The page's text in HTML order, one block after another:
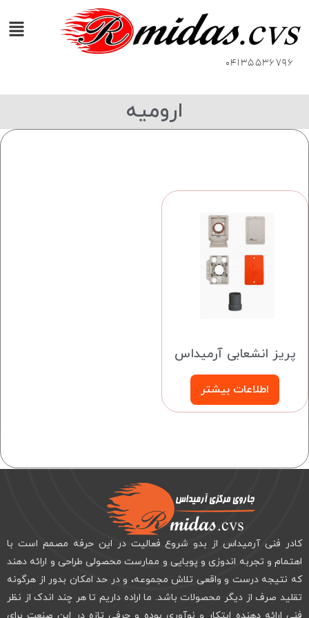
04135536796
ارومیه
پریز انشعابی آرمیداس
اطلاعات بیشتر
کادر فنی آرمیداس از بدو شروع فعالیت در این حرفه مصمم است با
اهتمام و تجربه اندوزی و پویایی و ممارست محصولی طراحی و ارائه دهند
که نتیجه درست و واقعی تلاش مجموعه، و در حد امکان بدور از هرگونه
تقلید صرف از دیگر محصولات باشد. ما اراده داریم تا هر چند اندک از نظر